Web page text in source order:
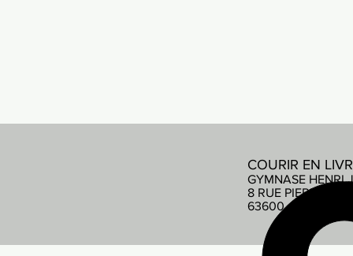
COURIR EN
GYMNASE HENRI
8 RUE PIERRE DE
63600 AMBERT